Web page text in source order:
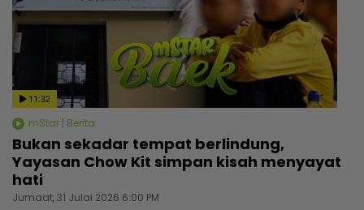
11:32
mStar | Berita
Bukan sekadar tempat berlindung,
Yayasan Chow Kit simpan kisah menyayat
hati
Jumaat, 31 Julai 2026 6:00 PM